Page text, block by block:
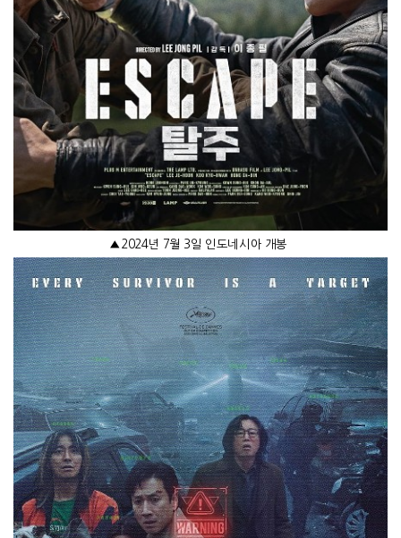
▲ 2024년 7월 3일 인도네시아 개봉